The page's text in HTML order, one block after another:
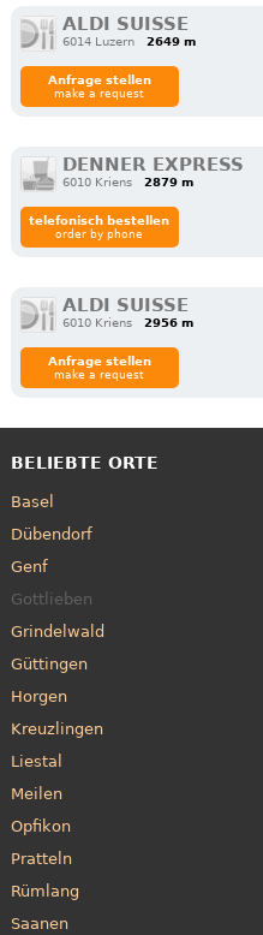
ALDI SUISSE
6014 Luzern 2649 m
Anfrage stellen
make a request
DENNER EXPRESS
6010 Kriens 2879 m
telefonisch bestellen
order by phone
ALDI SUISSE
6010 Kriens 2956 m
Anfrage stellen
make a request
BELIEBTE ORTE
Basel
Dübendorf
Genf
Gottlieben
Grindelwald
Güttingen
Horgen
Kreuzlingen
Liestal
Meilen
Opfikon
Pratteln
Rümlang
Saanen